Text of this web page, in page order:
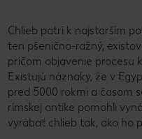
Chlieb patrí k najstarším
ten pšenično-ražný,
pričom objavenie procesu
Existujú náznaky, že v
pred 5000 rokmi a časom
rímskej antike pomohli
vyrábať chlieb tak, ako ho